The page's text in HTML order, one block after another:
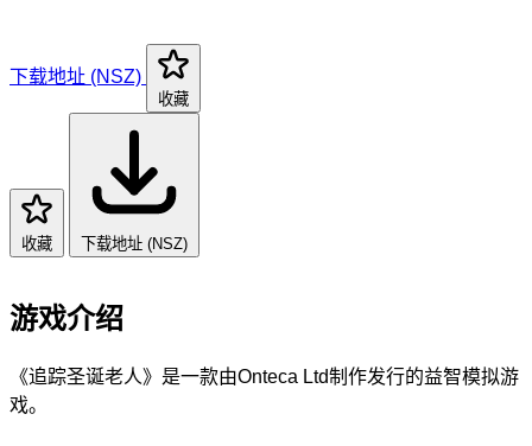
下载地址 (NSZ)
收藏
收藏 下载地址 (NSZ)
游戏介绍
《追踪圣诞老人》是一款由Onteca Ltd制作发行的益智模拟游
戏。